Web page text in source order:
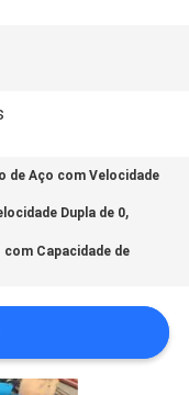
de Aço com Velocidade
Dupla de 0,
com Capacidade de